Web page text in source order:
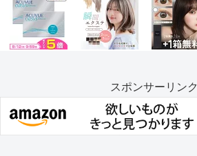
スポンサーリンク